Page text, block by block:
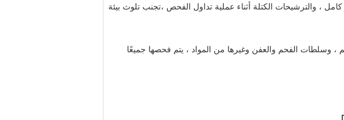
، والترشيحات الكتلة أثناء عملية تداول الفحص ،تجنب تلوث بيئة
الفحم والعفن وغيرها من المواد ، يتم فحصها جميعًا